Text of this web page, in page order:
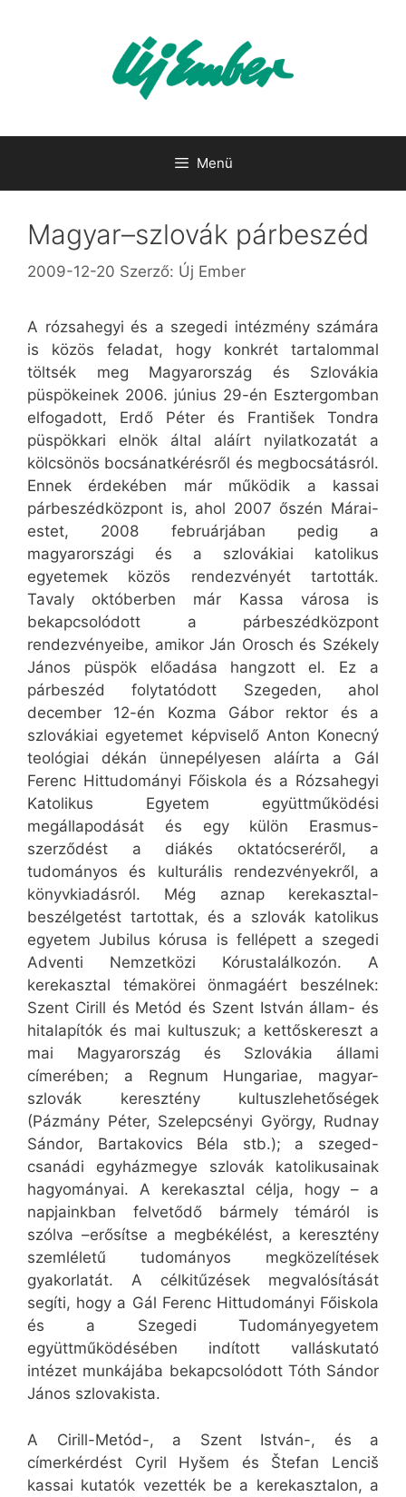
Menü
Magyar–szlovák párbeszéd
2009-12-20 Szerző: Új Ember
A rózsahegyi és a szegedi intézmény számára
is közös feladat, hogy konkrét tartalommal
töltsék meg Magyarország és Szlovákia
püspökeinek 2006. június 29-én Esztergomban
elfogadott, Erdő Péter és František Tondra
püspökkari elnök által aláírt nyilatkozatát a
kölcsönös bocsánatkérésről és megbocsátásról.
Ennek érdekében már működik a kassai
párbeszédközpont is, ahol 2007 őszén Márai-
estet, 2008 februárjában pedig a
magyarországi és a szlovákiai katolikus
egyetemek közös rendezvényét tartották.
Tavaly októberben már Kassa városa is
bekapcsolódott a párbeszédközpont
rendezvényeibe, amikor Ján Orosch és Székely
János püspök előadása hangzott el. Ez a
párbeszéd folytatódott Szegeden, ahol
december 12-én Kozma Gábor rektor és a
szlovákiai egyetemet képviselő Anton Konecný
teológiai dékán ünnepélyesen aláírta a Gál
Ferenc Hittudományi Főiskola és a Rózsahegyi
Katolikus Egyetem együttműködési
megállapodását és egy külön Erasmus-
szerződést a diákés oktatócseréről, a
tudományos és kulturális rendezvényekről, a
könyvkiadásról. Még aznap kerekasztal-
beszélgetést tartottak, és a szlovák katolikus
egyetem Jubilus kórusa is fellépett a szegedi
Adventi Nemzetközi Kórustalálkozón. A
kerekasztal témakörei önmagáért beszélnek:
Szent Cirill és Metód és Szent István állam- és
hitalapítók és mai kultuszuk; a kettőskereszt a
mai Magyarország és Szlovákia állami
címerében; a Regnum Hungariae, magyar-
szlovák keresztény kultuszlehetőségek
(Pázmány Péter, Szelepcsényi György, Rudnay
Sándor, Bartakovics Béla stb.); a szeged-
csanádi egyházmegye szlovák katolikusainak
hagyományai. A kerekasztal célja, hogy – a
napjainkban felvetődő bármely témáról is
szólva –erősítse a megbékélést, a keresztény
szemléletű tudományos megközelítések
gyakorlatát. A célkitűzések megvalósítását
segíti, hogy a Gál Ferenc Hittudományi Főiskola
és a Szegedi Tudományegyetem
együttműködésében indított valláskutató
intézet munkájába bekapcsolódott Tóth Sándor
János szlovakista.
A Cirill-Metód-, a Szent István-, és a
címerkérdést Cyril Hyšem és Štefan Lenciš
kassai kutatók vezették be a kerekasztalon, a